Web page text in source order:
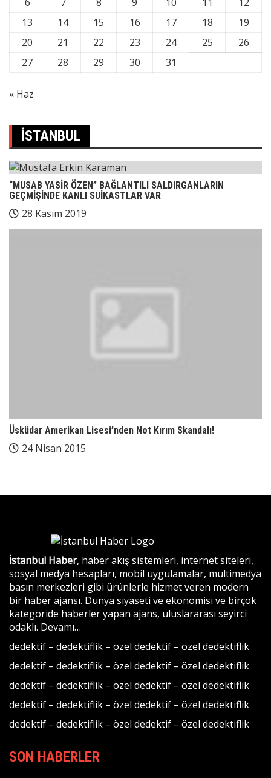
13
14 15 16 17 18
19
20
21 22 23 24 25
26
27
28 29 30 31
« Haz
İSTANBUL
“MUSAB YASİR ÖZEN” BAĞLANTILI SALDIRGANLARIN
GEÇMİŞİNDE KANLI SUİKASTLAR VAR
28 Kasım 2019
Üsküdar Amerikan Lisesi’nden Not Kırım Skandalı!
24 Nisan 2015
İstanbul Haber, haber akış sistemleri, internet siteleri,
sosyal medya hesapları, mobil uygulamalar, multimedya
basın merkezleri gibi ürünlerle hizmet veren modern
bir haber ajansı. Dünya siyaseti ve ekonomisi ve birçok
kategoride haberler yapan ajans, uluslararası seyirci
odaklı. Devamı…
dedektif – dedektiflik – özel dedektif – özel dedektiflik
dedektif – dedektiflik – özel dedektif – özel dedektiflik
dedektif – dedektiflik – özel dedektif – özel dedektiflik
dedektif – dedektiflik – özel dedektif – özel dedektiflik
dedektif – dedektiflik – özel dedektif – özel dedektiflik
SON HABERLER